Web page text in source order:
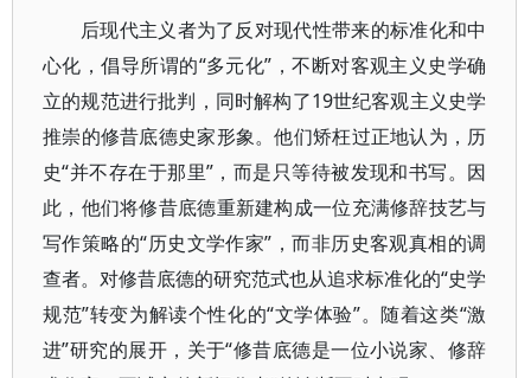
后现代主义者为了反对现代性带来的标准化和中
心化，倡导所谓的“多元化”，不断对客观主义史学确
立的规范进行批判，同时解构了19世纪客观主义史学
推崇的修昔底德史家形象。他们矫枉过正地认为，历
史“并不存在于那里”，而是只等待被发现和书写。因
此，他们将修昔底德重新建构成一位充满修辞技艺与
写作策略的“历史文学作家”，而非历史客观真相的调
查者。对修昔底德的研究范式也从追求标准化的“史学
规范”转变为解读个性化的“文学体验”。随着这类“激
进”研究的展开，关于“修昔底德是一位小说家、修辞